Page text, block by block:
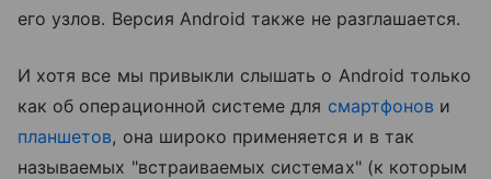
его узлов. Версия Android также не разглашается.
И хотя все мы привыкли слышать о Android только
как об операционной системе для смартфонов и
планшетов, она широко применяется и в так
называемых "встраиваемых системах" (к которым